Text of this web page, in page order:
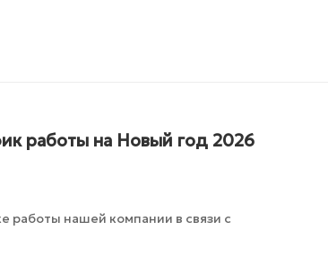
работы на Новый год 2026
работы нашей компании в связи с